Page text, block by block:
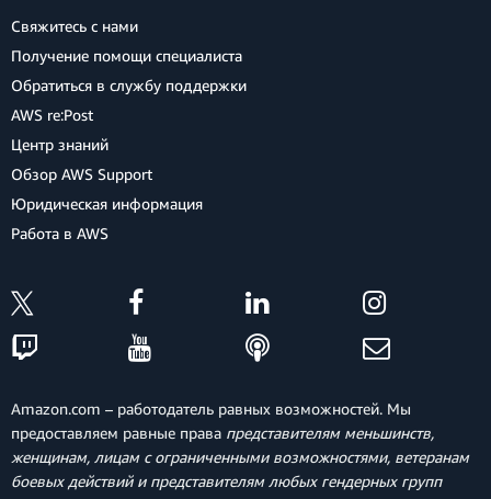
Свяжитесь с нами
Получение помощи специалиста
Обратиться в службу поддержки
AWS re:Post
Центр знаний
Обзор AWS Support
Юридическая информация
Работа в AWS
Amazon.com – работодатель равных возможностей. Мы
предоставляем равные права представителям меньшинств,
женщинам, лицам с ограниченными возможностями, ветеранам
боевых действий и представителям любых гендерных групп